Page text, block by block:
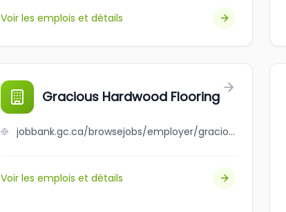
Voir les emplois et détails
Gracious Hardwood Flooring
jobbank.gc.ca/browsejobs/employer/gracious+hardwood+flooring/ca
Voir les emplois et détails